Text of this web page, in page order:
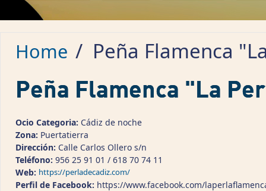
Home / Peña Flamenca
Peña Flamenca "La
Ocio Categoria: Cádiz de noche
Zona: Puertatierra
Dirección: Calle Carlos Ollero s/n
Teléfono: 956 25 91 01 / 618 70 74 11
Web: https://perladecadiz.com/
Perfil de Facebook: https://www.facebook.com/